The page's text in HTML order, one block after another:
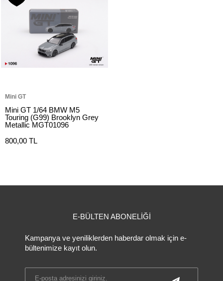
Mini GT
Mini GT 1/64 BMW M5
Touring (G99) Brooklyn Grey
Metallic MGT01096
800,00 TL
E-BÜLTEN ABONELİĞİ
Kampanya ve yeniliklerden haberdar olmak için e-
bültenimize kayıt olun.